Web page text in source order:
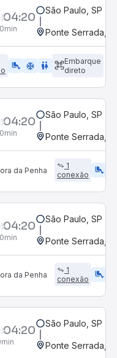
04:20 São Paulo, SP -
Ponte Serrada,
airline_seat_legroom_extra ac_unit WC
Embarque
direto
04:20 São Paulo, SP -
Ponte Serrada,
da Penha
1
conexão
airline_seat_legroom_extra
04:20 São Paulo, SP -
Ponte Serrada,
da Penha
1
conexão
airline_seat_legroom_extra
04:20 São Paulo, SP -
Ponte Serrada,